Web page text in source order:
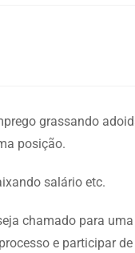
grassando
posição.
salário etc.
chamado para
e participar